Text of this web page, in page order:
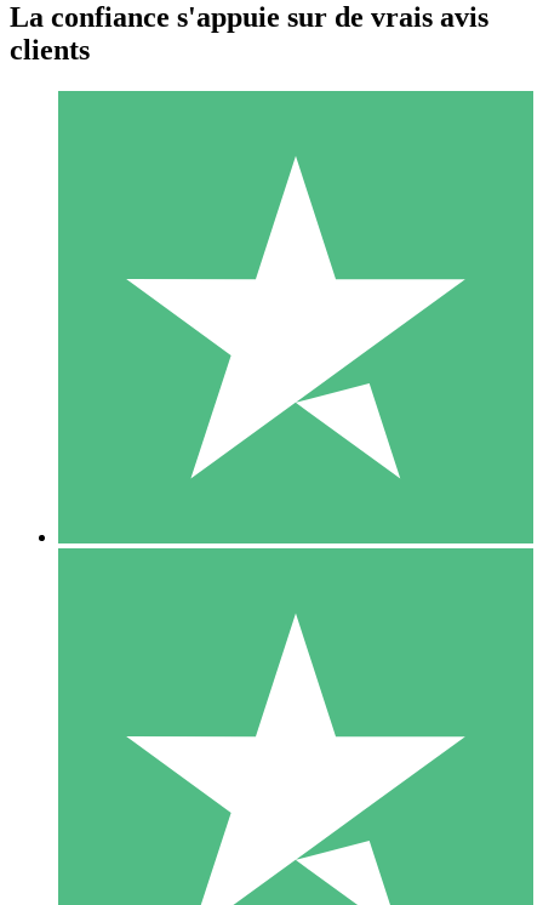
Packs de Crédits Individuels
Payez à l'utilisation avec des crédits de téléchargement. Sans
1 Téléchargement
10 00
10 Téléchargements
20 00
La confiance s'appuie sur de vrais avis
clients